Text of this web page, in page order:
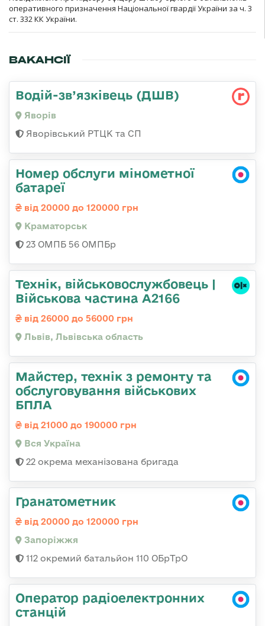
оперативного призначення Національної гвардії України за ч. 3
ст. 332 КК України.
ВАКАНСІЇ
Водій-зв’язківець (ДШВ)
Яворів
Яворівський РТЦК та СП
Номер обслуги мінометної
батареї
від 20000 до 120000 грн
Краматорськ
23 ОМПБ 56 ОМПБр
Технік, військовослужбовець |
Військова частина А2166
від 26000 до 56000 грн
Львів, Львівська область
Майстер, технік з ремонту та
обслуговування військових
БПЛА
від 21000 до 190000 грн
Вся Україна
22 окрема механізована бригада
Гранатометник
від 20000 до 120000 грн
Запоріжжя
112 окремий батальйон 110 ОБрТрО
Оператор радіоелектронних
станцій